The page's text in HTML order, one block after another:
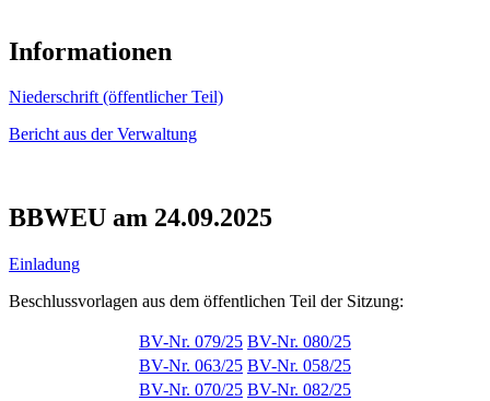
Informationen
Niederschrift (öffentlicher Teil)
Bericht aus der Verwaltung
BBWEU am 24.09.2025
Einladung
Beschlussvorlagen aus dem öffentlichen Teil der Sitzung:
BV-Nr. 079/25 BV-Nr. 080/25
BV-Nr. 063/25 BV-Nr. 058/25
BV-Nr. 070/25 BV-Nr. 082/25